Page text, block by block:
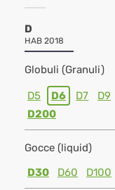
D
HAB 2018
Globuli (Granuli)
D5 D6 D7 D9
D200
Gocce (liquid)
D30
D60 D100